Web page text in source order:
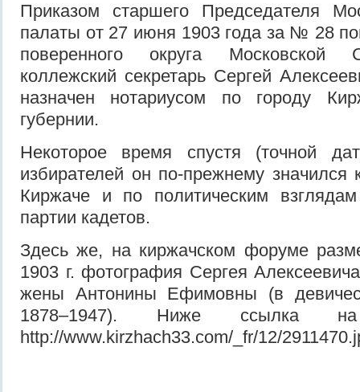
Приказом старшего Председателя
палаты от 27 июня 1903 года за № 28
поверенного округа Московской
коллежский секретарь Сергей
назначен нотариусом по городу
губернии.
Некоторое время спустя (точной
избирателей он по-прежнему
Киржаче и по политическим
партии кадетов.
Здесь же, на киржачском форуме
1903 г. фотография Сергея
жены Антонины Ефимовны (в
1878–1947). Ниже ссылка
http://www.kirzhach33.com/_fr/12/